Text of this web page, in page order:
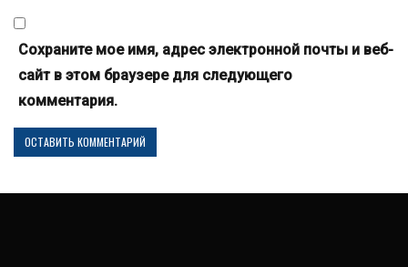
Сохраните мое имя, адрес электронной почты и веб-
сайт в этом браузере для следующего
комментария.